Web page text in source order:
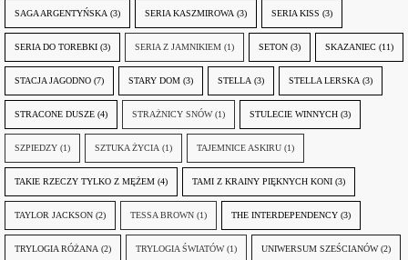
SAGA ARGENTYŃSKA (3) SERIA KASZMIROWA (3) SERIA KISS (3)
SERIA DO TOREBKI (3) SERIA Z JAMNIKIEM (1) SETON (3) SKAZANIEC (11)
STACJA JAGODNO (7) STARY DOM (3) STELLA (3) STELLA LERSKA (3)
STRACONE DUSZE (4) STRAŻNICY SNÓW (1) STULECIE WINNYCH (3)
SZPIEDZY (1) SZTUKA ŻYCIA (1) TAJEMNICE ASKIRU (1)
TAKIE RZECZY TYLKO Z MĘŻEM (4) TAMI Z KRAINY PIĘKNYCH KONI (3)
TAYLOR JACKSON (2) TESSA BROWN (1) THE INTERDEPENDENCY (3)
TRYLOGIA RÓŻANA (2) TRYLOGIA ŚWIATÓW (1) UNIWERSUM SZEŚCIANÓW (2)